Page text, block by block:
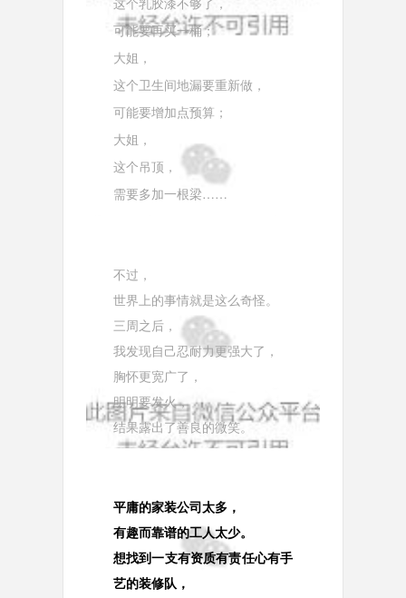
可能要再买一桶；
大姐，
这个卫生间地漏要重新做，
可能要增加点预算；
大姐，
这个吊顶，
需要多加一根梁……
不过，
世界上的事情就是这么奇怪。
三周之后，
我发现自己忍耐力更强大了，
胸怀更宽广了，
明明要发火，
结果露出了善良的微笑。
平庸的家装公司太多，
有趣而靠谱的工人太少。
想找到一支有资质有责任心有手
艺的装修队，